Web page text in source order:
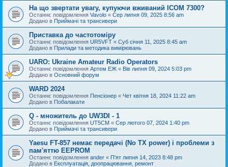
На що звертати увагу, купуючи вживаний ICOM 7300?
Останнє повідомлення Vavolo « Сер липня 09, 2025 8:56 am
Додано в Приймачі та трансивери
Приставка до частотоміру
Останнє повідомлення UR5VFT « Суб січня 11, 2025 8:45 am
Додано в Прилади та методика вимірювань
UARO: Ukraine Аmateur Radio Operators
Останнє повідомлення Артем ЕЖ « Вів липня 09, 2024 5:03 pm
Додано в Основний форум
WARD 2024
Останнє повідомлення Пенсіонер « Чет квітня 18, 2024 11:22 am
Додано в Побалакати
Q - множитель до UW3DI - 1
Останнє повідомлення UT5CM « Сер лютого 07, 2024 1:40 pm
Додано в Приймачі та трансивери
Yaesu FT-857 немає передачі (No TX power) і проблеми з
пам'яттю EEPROM
Останнє повідомлення ander « П'ят липня 14, 2023 8:48 pm
Додано в Експлуатація, доопрацювання, ремонт